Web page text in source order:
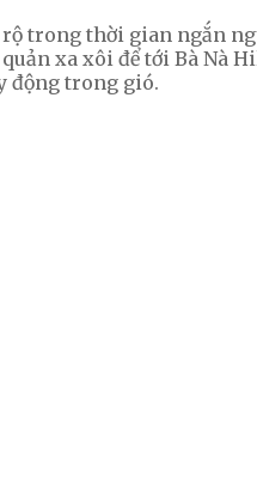
rộ trong thời gian ngắn
xa xôi để tới Bà Nà
động trong gió.